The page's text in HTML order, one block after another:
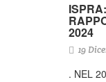
2024
19
. NEL